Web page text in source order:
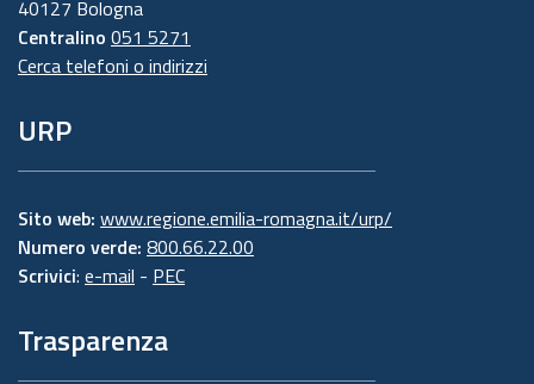
40127 Bologna
Centralino 051 5271
Cerca telefoni o indirizzi
URP
Sito web: www.regione.emilia-romagna.it/urp/
Numero verde: 800.66.22.00
Scrivici: e-mail - PEC
Trasparenza